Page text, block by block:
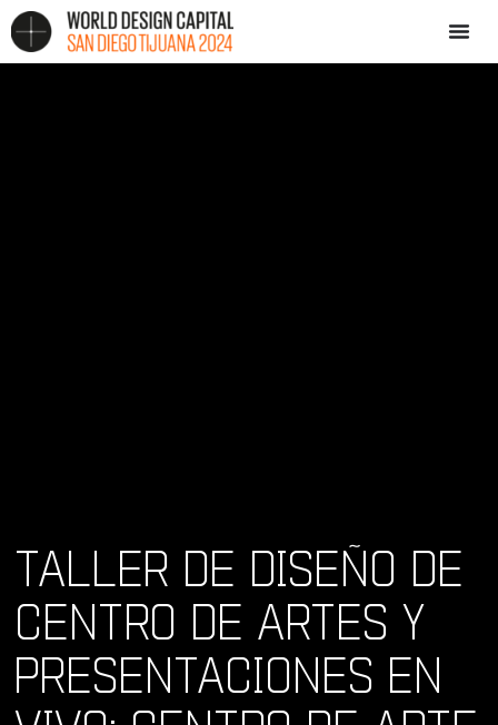
TALLER DE DISEÑO DE
CENTRO DE ARTES Y
PRESENTACIONES EN